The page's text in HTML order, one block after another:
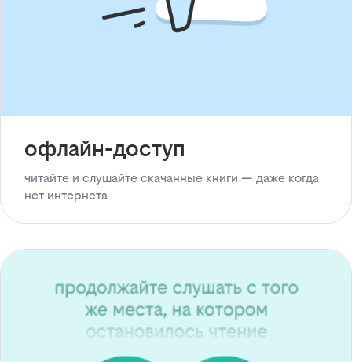
офлайн-доступ
читайте и слушайте скачанные книги — даже когда
нет интернета